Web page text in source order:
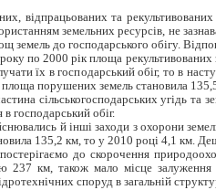
відпрацьованих та
земельних ресурсів, не
земель до господарського обігу.
по 2000 рік площа
їх в господарський обіг, то в
порушених земель становила 135,5
сільськогосподарських угідь та
в господарський обіг.
й інші заходи з охорони
135,2 км, то у 2010 році 4,1 км.
до скорочення
237 км, також мало місце
споруд в загальній